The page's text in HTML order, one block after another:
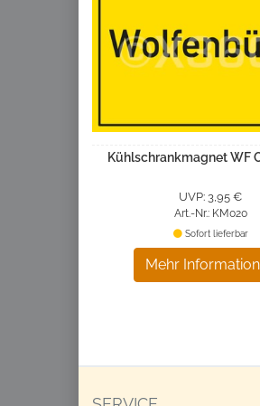
Kühlschrankmagnet WF
UVP: 3,95 €
Art.-Nr.: KM020
Mehr
Sofort lieferbar